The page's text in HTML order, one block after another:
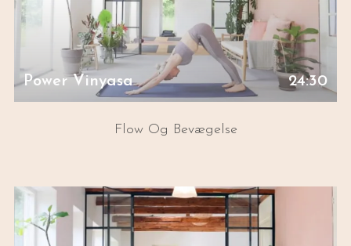
Power Vinyasa 24:30
Flow Og Bevægelse